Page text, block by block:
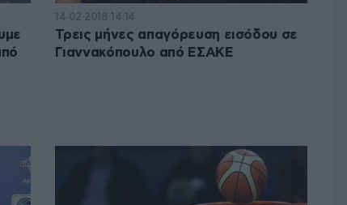
14·02·2018 14:14
Τρεις μήνες απαγόρευση εισόδου σε
Γιαννακόπουλο από ΕΣΑΚΕ